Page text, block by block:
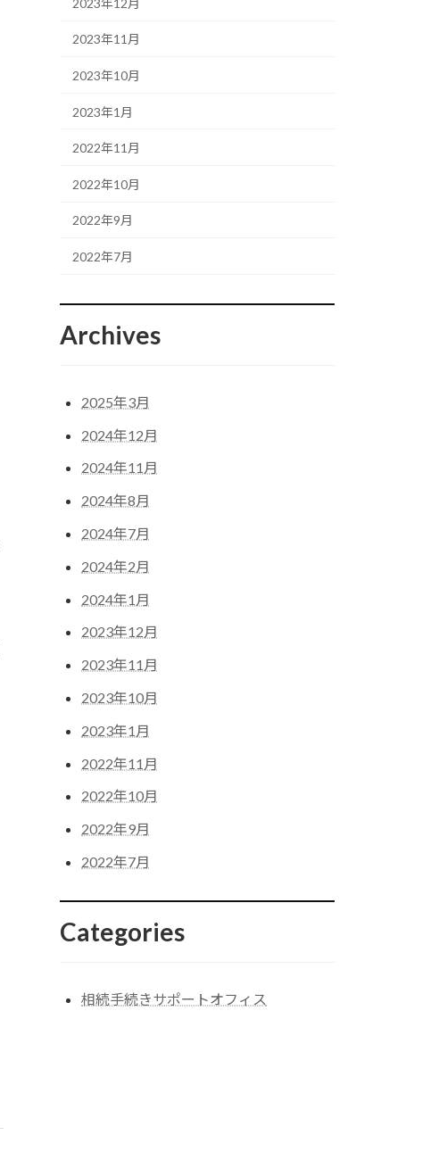
2023年11月
2023年10月
2023年1月
2022年11月
2022年10月
2022年9月
2022年7月
Archives
2025年3月
2024年12月
2024年11月
2024年8月
2024年7月
2024年2月
2024年1月
2023年12月
2023年11月
2023年10月
2023年1月
2022年11月
2022年10月
2022年9月
2022年7月
Categories
相続手続きサポートオフィス